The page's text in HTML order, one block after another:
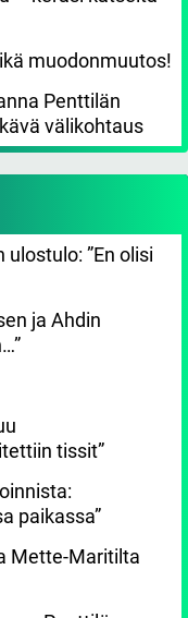
muodonmuutos!
Penttilän
välikohtaus
”En olisi
ja Ahdin
tissit”
paikassa”
Mette-Maritilta